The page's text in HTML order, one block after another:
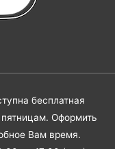
бесплатная
Оформить
Вам время.